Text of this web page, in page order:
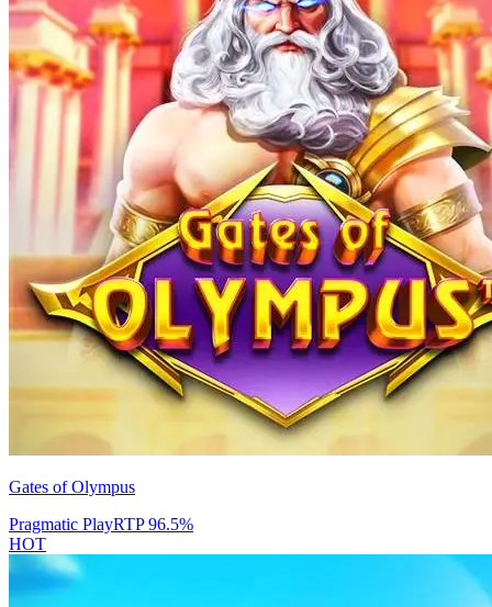
Gates of Olympus
Pragmatic PlayRTP96.5%
HOT